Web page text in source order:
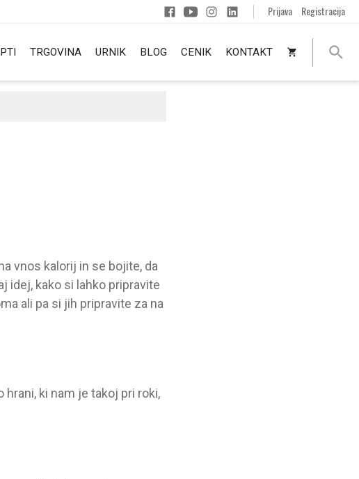
Prijava Registracija
TRGOVINA URNIK BLOG CENIK KONTAKT
vnos kalorij in se bojite, da
idej, kako si lahko pripravite
ali pa si jih pripravite za na
ki nam je takoj pri roki,